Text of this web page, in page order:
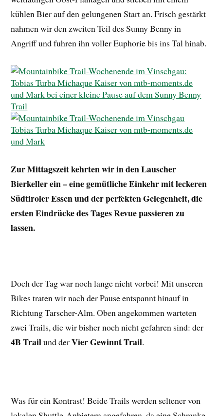
kühlen Bier auf den gelungenen Start an. Frisch gestärkt
nahmen wir den zweiten Teil des Sunny Benny in
Angriff und fuhren ihn voller Euphorie bis ins Tal hinab.
Zur Mittagszeit kehrten wir in den Lauscher
Bierkeller ein – eine gemütliche Einkehr mit leckeren
Südtiroler Essen und der perfekten Gelegenheit, die
ersten Eindrücke des Tages Revue passieren zu
lassen.
Doch der Tag war noch lange nicht vorbei! Mit unseren
Bikes traten wir nach der Pause entspannt hinauf in
Richtung Tarscher-Alm. Oben angekommen warteten
zwei Trails, die wir bisher noch nicht gefahren sind: der
4B Trailund derVier Gewinnt Trail.
Was für ein Kontrast! Beide Trails werden seltener von